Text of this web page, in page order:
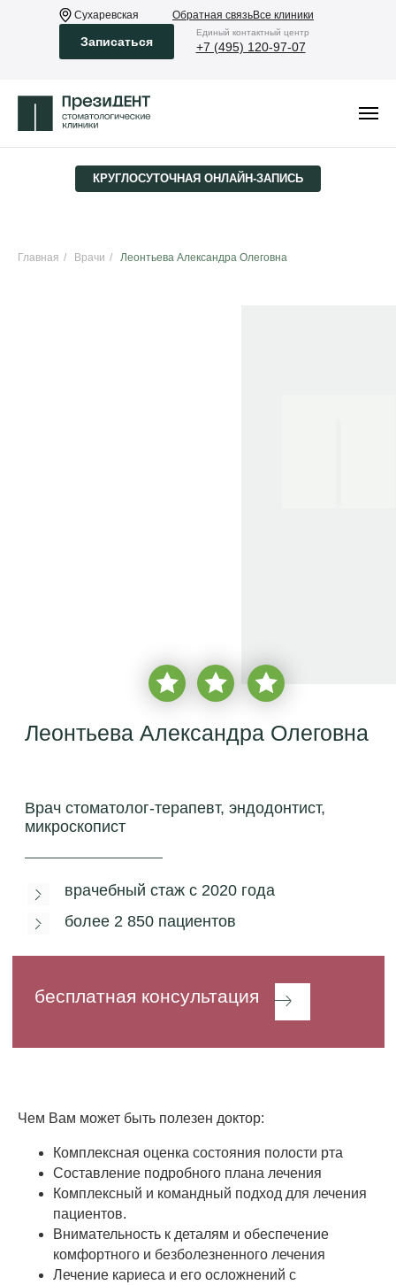
Обратная связьВсе клиники
Eдиный контактный центр
+7 (495) 120-97-07
Сухаревская
Записаться
КРУГЛОСУТОЧНАЯ ­ОНЛАЙН-ЗАПИСЬ
Главная / Врачи / Леонтьева Александра Олеговна
Чем Вам может быть полезен доктор:
Комплексная оценка состояния полости рта
Составление подробного плана лечения
Комплексный и командный подход для лечения
пациентов.
Внимательность к деталям и обеспечение
комфортного и безболезненного лечения
Лечение кариеса и его осложнений с